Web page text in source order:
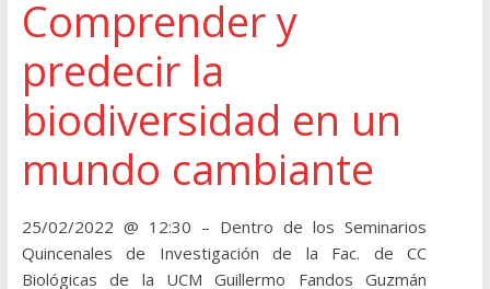
Comprender y
predecir la
biodiversidad en un
mundo cambiante
25/02/2022 @ 12:30 – Dentro de los Seminarios
Quincenales de Investigación de la Fac. de CC
Biológicas de la UCM Guillermo Fandos Guzmán